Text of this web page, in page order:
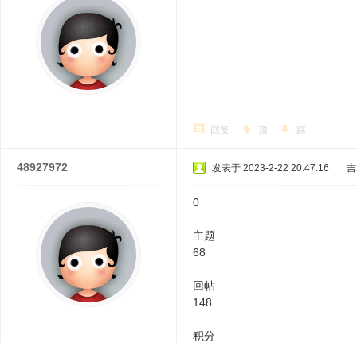
回复 顶 踩
48927972 发表于 2023-2-22 20:47:16
0
主题
68
回帖
148
积分